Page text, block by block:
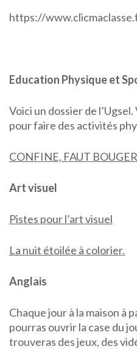
https://
Education Physique et
Voici un dossier de
pour faire des activités
CONFINE, FAUT BOUGER
Art visuel
Pistes pour l’art visuel
La nuit étoilée à colorier.
Anglais
Chaque jour à la maison à
pourras ouvrir la case du
trouveras des jeux, des